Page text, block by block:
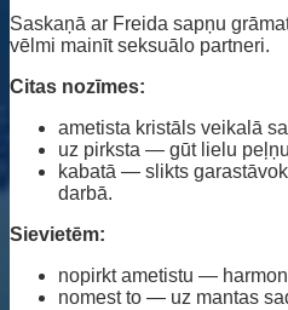
Saskaņā ar Freida sapņu
vēlmi mainīt seksuālo partneri.
Citas nozīmes:
ametista kristāls veikalā
uz pirksta — gūt lielu
kabatā — slikts
darbā.
Sievietēm:
nopirkt ametistu —
nomest to — uz mantas